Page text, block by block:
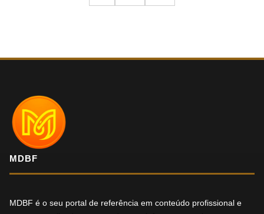
MDBF
MDBF é o seu portal de referência em conteúdo profissional e